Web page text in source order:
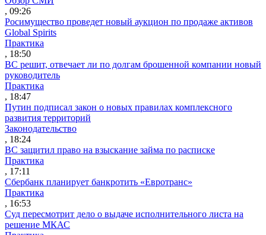
, 09:26
Росимущество проведет новый аукцион по продаже активов
Global Spirits
Практика
, 18:50
ВС решит, отвечает ли по долгам брошенной компании новый
руководитель
Практика
, 18:47
Путин подписал закон о новых правилах комплексного
развития территорий
Законодательство
, 18:24
ВС защитил право на взыскание займа по расписке
Практика
, 17:11
Сбербанк планирует банкротить «Евротранс»
Практика
, 16:53
Суд пересмотрит дело о выдаче исполнительного листа на
решение МКАС